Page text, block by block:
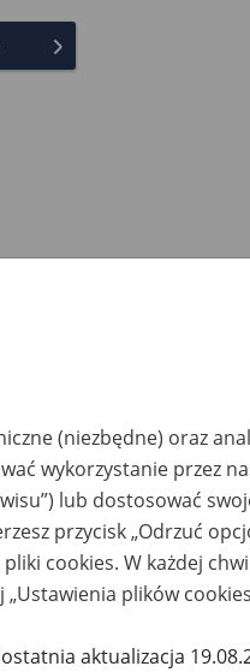
(niezbędne) oraz
wykorzystanie przez
lub dostosować
przycisk „Odrzuć
cookies. W każdej
plików
ostatnia aktualizacja